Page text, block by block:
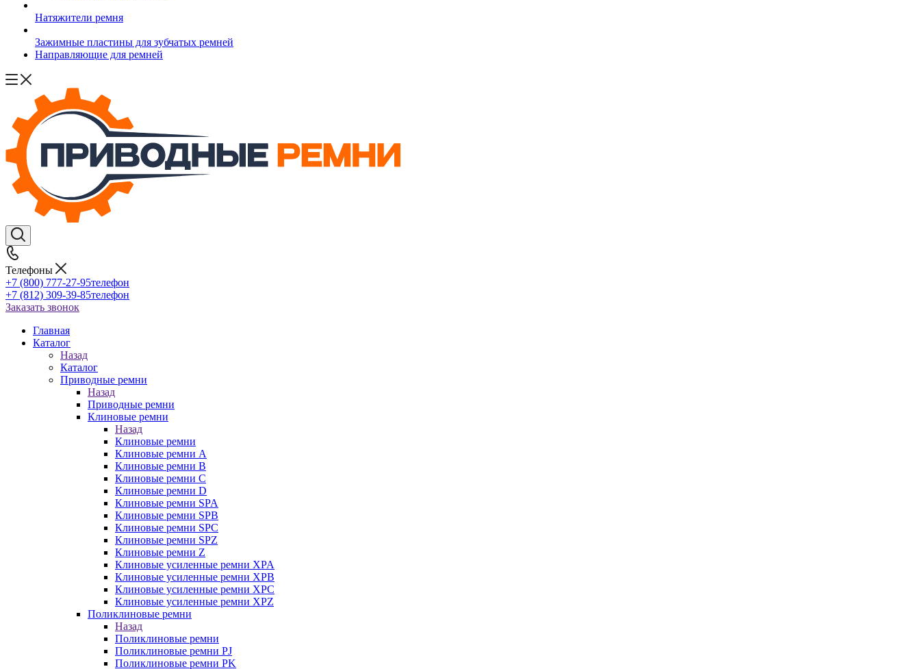
Натяжители ремня
Зажимные пластины для зубчатых ремней
Направляющие для ремней
Телефоны
+7 (800) 777-27-95телефон
+7 (812) 309-39-85телефон
Заказать звонок
Главная
Каталог
Назад
Каталог
Приводные ремни
Назад
Приводные ремни
Клиновые ремни
Назад
Клиновые ремни
Клиновые ремни A
Клиновые ремни B
Клиновые ремни C
Клиновые ремни D
Клиновые ремни SPA
Клиновые ремни SPB
Клиновые ремни SPC
Клиновые ремни SPZ
Клиновые ремни Z
Клиновые усиленные ремни XPA
Клиновые усиленные ремни XPB
Клиновые усиленные ремни XPC
Клиновые усиленные ремни XPZ
Поликлиновые ремни
Назад
Поликлиновые ремни
Поликлиновые ремни PJ
Поликлиновые ремни PK